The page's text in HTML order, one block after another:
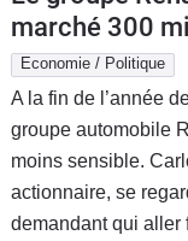
marché 300
Economie / Politique
A la fin de l’année
groupe automobile
moins sensible.
actionnaire, se
demandant qui aller